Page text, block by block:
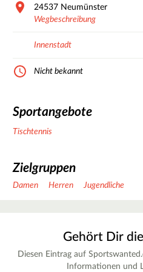
24537 Neumünster
Wegbeschreibung
Innenstadt
Nicht bekannt
Sportangebote
Tischtennis
Zielgruppen
Damen Herren Jugendliche
Gehört Dir
Diesen Eintrag auf
Informationen und